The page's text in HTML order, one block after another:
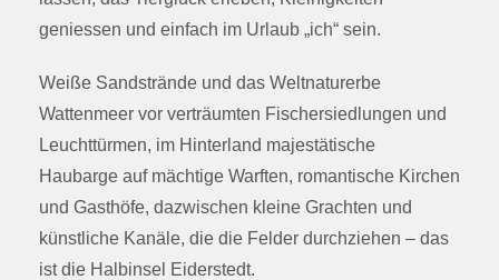
geniessen und einfach im Urlaub „ich“ sein.
Weiße Sandstrände und das Weltnaturerbe
Wattenmeer vor verträumten Fischersiedlungen und
Leuchttürmen, im Hinterland majestätische
Haubarge auf mächtige Warften, romantische Kirchen
und Gasthöfe, dazwischen kleine Grachten und
künstliche Kanäle, die die Felder durchziehen – das
ist die Halbinsel Eiderstedt.